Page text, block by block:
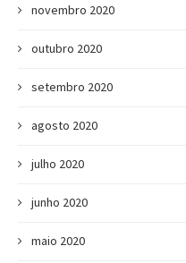
novembro 2020
outubro 2020
setembro 2020
agosto 2020
julho 2020
junho 2020
maio 2020